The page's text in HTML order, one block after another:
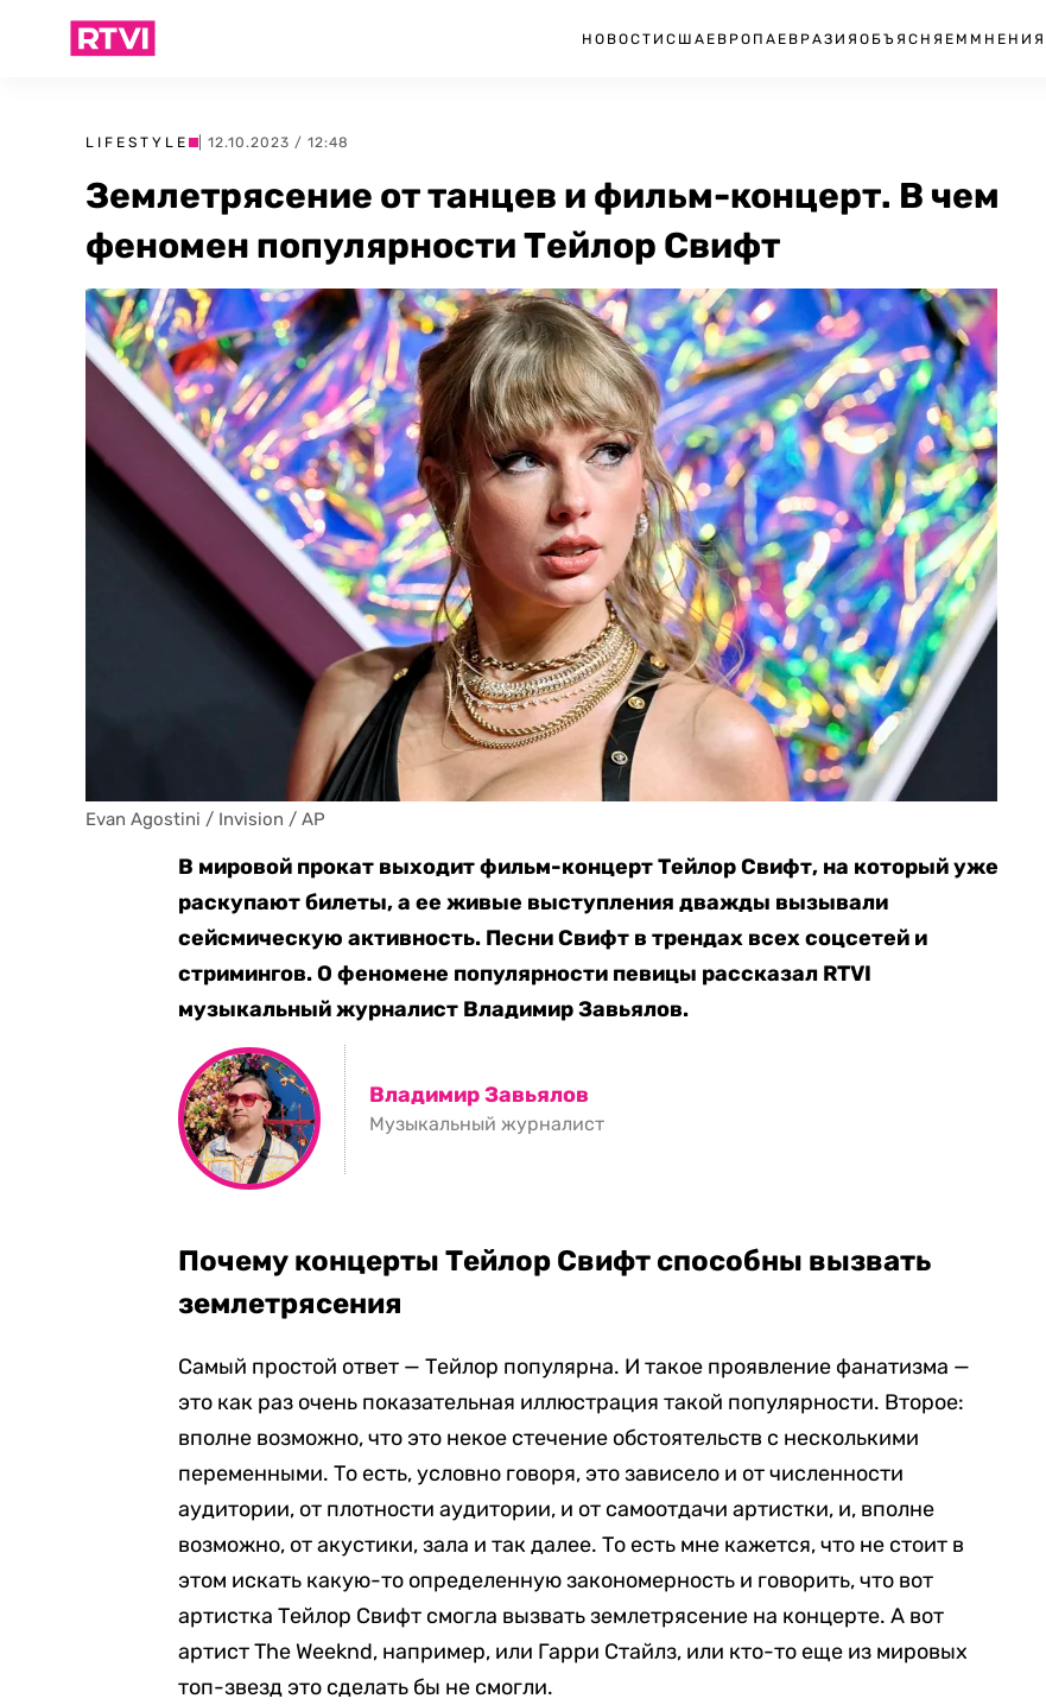
НОВОСТИ США ЕВРОПА ЕВРАЗИЯ ОБЪЯСНЯЕМ МНЕНИЯ
LIFESTYLE | 12.10.2023 / 12:48
Землетрясение от танцев и фильм-концерт. В чем
феномен популярности Тейлор Свифт
Evan Agostini / Invision / AP
В мировой прокат выходит фильм-концерт Тейлор Свифт, на который уже
раскупают билеты, а ее живые выступления дважды вызывали
сейсмическую активность. Песни Свифт в трендах всех соцсетей и
стримингов. О феномене популярности певицы рассказал RTVI
музыкальный журналист Владимир Завьялов.
Владимир Завьялов
Музыкальный журналист
Почему концерты Тейлор Свифт способны вызвать
землетрясения
Самый простой ответ — Тейлор популярна. И такое проявление фанатизма —
это как раз очень показательная иллюстрация такой популярности. Второе:
вполне возможно, что это некое стечение обстоятельств с несколькими
переменными. То есть, условно говоря, это зависело и от численности
аудитории, от плотности аудитории, и от самоотдачи артистки, и, вполне
возможно, от акустики, зала и так далее. То есть мне кажется, что не стоит в
этом искать какую-то определенную закономерность и говорить, что вот
артистка Тейлор Свифт смогла вызвать землетрясение на концерте. А вот
артист The Weeknd, например, или Гарри Стайлз, или кто-то еще из мировых
топ-звезд это сделать бы не смогли.